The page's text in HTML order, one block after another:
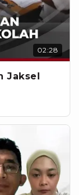
02:28
Jaksel